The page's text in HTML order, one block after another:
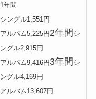
1年間
シングル1,551円
アルバム5,225円2年間 シ
ングル2,915円
アルバム9,416円3年間 シ
ングル4,169円
アルバム13,607円